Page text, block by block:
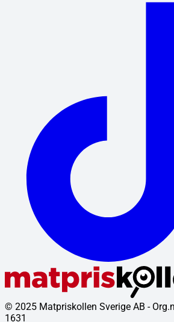
© 2025 Matpriskollen Sverige AB -
1631